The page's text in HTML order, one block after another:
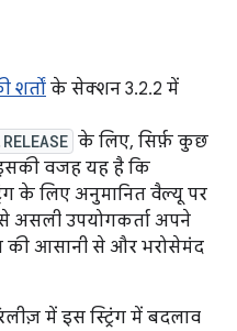
शर्तों के सेक्शन 3.2.2 में
के लिए, सिर्फ़ कुछ
वजह यह है कि
के लिए अनुमानित वैल्यू पर
असली उपयोगकर्ता अपने
की आसानी से और भरोसेमंद
में इस स्ट्रिंग में बदलाव